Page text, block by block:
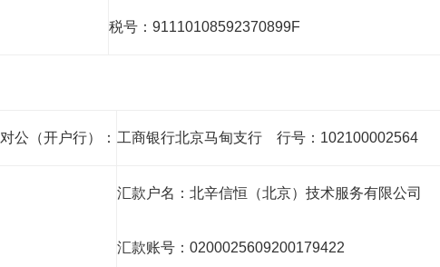
税号：91110108592370899F
对公（开户行）： 工商银行北京马甸支行 行号：102100002564
汇款户名：北辛信恒（北京）技术服务有限公司
汇款账号：0200025609200179422